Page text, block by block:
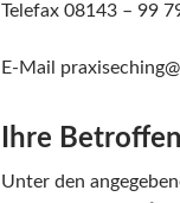
Telefax 08143 – 99
E-Mail
Ihre
Unter den